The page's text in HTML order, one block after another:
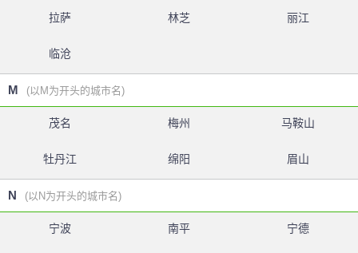
拉萨 林芝 丽江
临沧
M (以M为开头的城市名)
茂名 梅州 马鞍山
牡丹江 绵阳 眉山
N (以N为开头的城市名)
宁波 南平 宁德